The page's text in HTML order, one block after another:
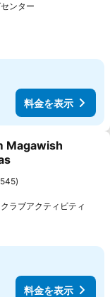
ンター
料金を表示
追加
Magawish
ラブアクティビティ
料金を表示